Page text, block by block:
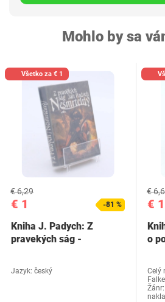
Mohlo by sa
Všetko za € 1
€ 1
€ 6,29
-81 %
Kniha J. Padych: Z
pravekých ság -
Jazyk: český
€ 1
€
o
Celý